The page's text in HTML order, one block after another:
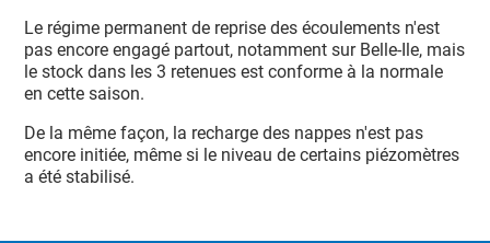
Le régime permanent de reprise des écoulements n'est
pas encore engagé partout, notamment sur Belle-Ile, mais
le stock dans les 3 retenues est conforme à la normale
en cette saison.
De la même façon, la recharge des nappes n'est pas
encore initiée, même si le niveau de certains piézomètres
a été stabilisé.